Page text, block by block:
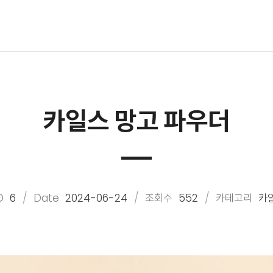
카일스 망고 파우더
6 Date 2024-06-24 조회수 552 카테고리 카